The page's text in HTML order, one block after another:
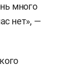
много
нет», —